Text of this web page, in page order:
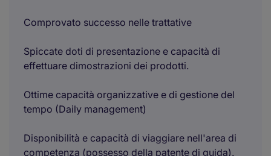
Comprovato successo nelle trattative
Spiccate doti di presentazione e capacità di
effettuare dimostrazioni dei prodotti.
Ottime capacità organizzative e di gestione del
tempo (Daily management)
Disponibilità e capacità di viaggiare nell'area di
competenza (possesso della patente di guida).